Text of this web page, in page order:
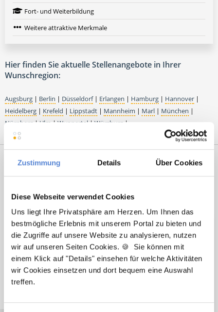
Zustimmung Details Über Cookies
Diese Webseite verwendet Cookies
Uns liegt Ihre Privatsphäre am Herzen. Um Ihnen das
bestmögliche Erlebnis mit unserem Portal zu bieten und
die Zugriffe auf unsere Website zu analysieren, nutzen
wir auf unseren Seiten Cookies. 🍪 Sie können mit
einem Klick auf "Details" einsehen für welche Aktivitäten
wir Cookies einsetzen und dort bequem eine Auswahl
treffen.
Fort- und Weiterbildung
Weitere attraktive Merkmale
Hier finden Sie aktuelle Stellenangebote in Ihrer
Wunschregion:
Augsburg | Berlin | Düsseldorf| Erlangen | Hamburg | Hannover |
Heidelberg | Krefeld | Lippstadt | Mannheim | Marl | München |
Nürnberg | Ulm | Wuppertal | Würzburg |
Premium-Stellenangebote in der
Region Saarlouis:
🌟 PREMIUM-STELLENANGEBOT 🌟
Angestellter Facharzt mit Option auf Übernahme
(m/w/d) in Vollzeit ab sofort in Saarlouis